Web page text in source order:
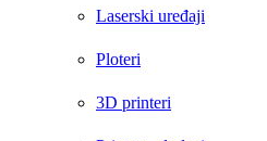
Laserski uređaji
Ploteri
3D printeri